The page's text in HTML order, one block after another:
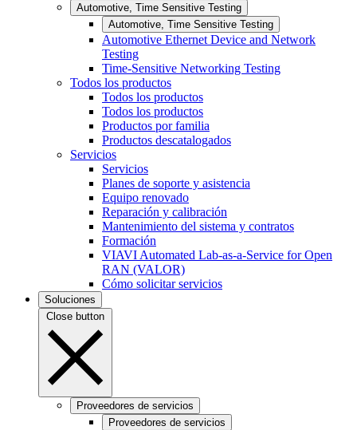
Automotive, Time Sensitive Testing
Automotive, Time Sensitive Testing
Automotive Ethernet Device and Network
Testing
Time-Sensitive Networking Testing
Todos los productos
Todos los productos
Todos los productos
Productos por familia
Productos descatalogados
Servicios
Servicios
Planes de soporte y asistencia
Equipo renovado
Reparación y calibración
Mantenimiento del sistema y contratos
Formación
VIAVI Automated Lab-as-a-Service for Open
RAN (VALOR)
Cómo solicitar servicios
Soluciones
Close button
Proveedores de servicios
Proveedores de servicios